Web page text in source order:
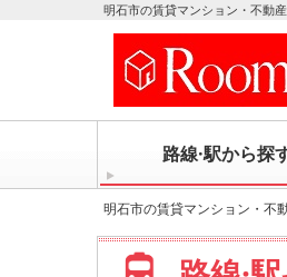
明石市の賃貸マンション・不動産
路線·駅から探
明石市の賃貸マンション・不